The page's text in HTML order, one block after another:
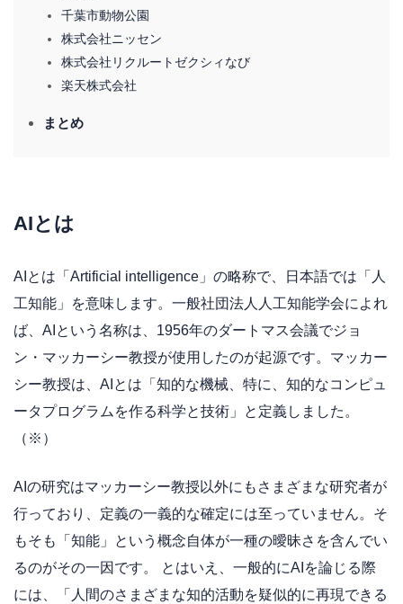
千葉市動物公園
株式会社ニッセン
株式会社リクルートゼクシィなび
楽天株式会社
まとめ
AIとは
AIとは「Artificial intelligence」の略称で、日本語では「人
工知能」を意味します。一般社団法人人工知能学会によれ
ば、AIという名称は、1956年のダートマス会議でジョ
ン・マッカーシー教授が使用したのが起源です。マッカー
シー教授は、AIとは「知的な機械、特に、知的なコンピュ
ータプログラムを作る科学と技術」と定義しました。
（※）
AIの研究はマッカーシー教授以外にもさまざまな研究者が
行っており、定義の一義的な確定には至っていません。そ
もそも「知能」という概念自体が一種の曖昧さを含んでい
るのがその一因です。 とはいえ、一般的にAIを論じる際
には、「人間のさまざまな知的活動を疑似的に再現できる